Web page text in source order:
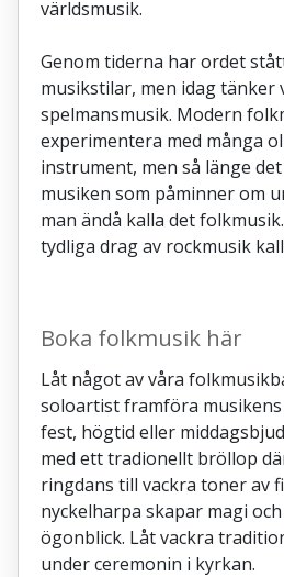
världsmusik.
Genom tiderna har ordet
musikstilar, men idag tänker
spelmansmusik. Modern
experimentera med många
instrument, men så länge
musiken som påminner om
man ändå kalla det
tydliga drag av rockmusik
Boka folkmusik här
Låt något av våra
soloartist framföra
fest, högtid eller
med ett tradionellt bröllop
ringdans till vackra toner av
nyckelharpa skapar magi
ögonblick. Låt vackra
under ceremonin i kyrkan.